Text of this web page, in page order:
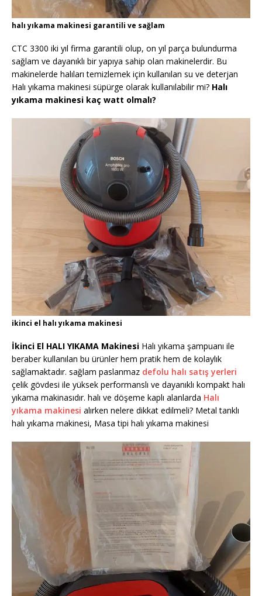
halı yıkama makinesi garantili ve sağlam
CTC 3300 iki yıl firma garantili olup, on yıl parça bulundurma
sağlam ve dayanıklı bir yapıya sahip olan makinelerdir. Bu
makinelerde halıları temizlemek için kullanılan su ve deterjan
Halı yıkama makinesi süpürge olarak kullanılabilir mi? Halı
yıkama makinesi kaç watt olmalı?
ikinci el halı yıkama makinesi
İkinci El HALI YIKAMA Makinesi Halı yıkama şampuanı ile
beraber kullanılan bu ürünler hem pratik hem de kolaylık
sağlamaktadır. sağlam paslanmaz defolu halı satış yerleri
çelik gövdesi ile yüksek performanslı ve dayanıklı kompakt halı
yıkama makinasıdır. halı ve döşeme kaplı alanlarda Halı
yıkama makinesi alırken nelere dikkat edilmeli? Metal tanklı
halı yıkama makinesi, Masa tipi halı yıkama makinesi